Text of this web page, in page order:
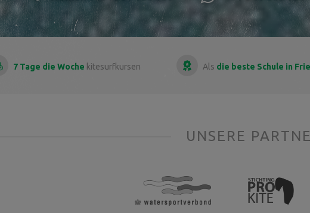
7 Tage die Woche kitesurfkursen Als die beste Schule in
UNSERE